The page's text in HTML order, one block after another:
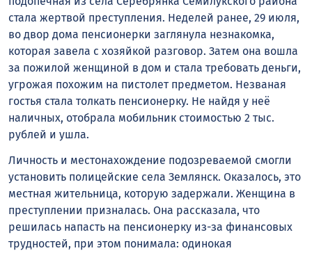
стала жертвой преступления. Неделей ранее, 29 июля,
во двор дома пенсионерки заглянула незнакомка,
которая завела с хозяйкой разговор. Затем она вошла
за пожилой женщиной в дом и стала требовать деньги,
угрожая похожим на пистолет предметом. Незваная
гостья стала толкать пенсионерку. Не найдя у неё
наличных, отобрала мобильник стоимостью 2 тыс.
рублей и ушла.
Личность и местонахождение подозреваемой смогли
установить полицейские села Землянск. Оказалось, это
местная жительница, которую задержали. Женщина в
преступлении призналась. Она рассказала, что
решилась напасть на пенсионерку из-за финансовых
трудностей, при этом понимала: одинокая